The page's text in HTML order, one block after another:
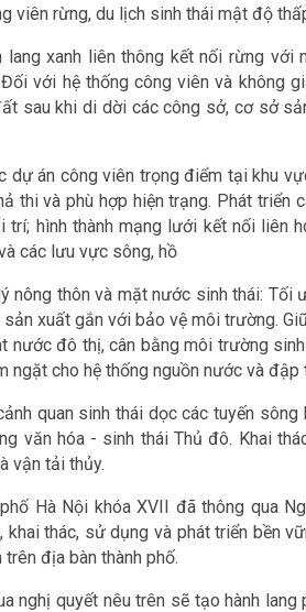
viên rừng, du lịch sinh thái mật độ
lang xanh liên thông kết nối rừng
với hệ thống công viên và không
sau khi di dời các công sở, cơ sở
dự án công viên trọng điểm tại khu
thi và phù hợp hiện trạng. Phát
trí; hình thành mạng lưới kết nối liên
các lưu vực sông, hồ
nông thôn và mặt nước sinh thái: Tối
xuất gắn với bảo vệ môi trường.
nước đô thị, cân bằng môi trường
ngặt cho hệ thống nguồn nước và đập
quan sinh thái dọc các tuyến
văn hóa - sinh thái Thủ đô. Khai
vận tải thủy.
Hà Nội khóa XVII đã thông qua
khai thác, sử dụng và phát triển bền
địa bàn thành phố.
nghị quyết nêu trên sẽ tạo hành